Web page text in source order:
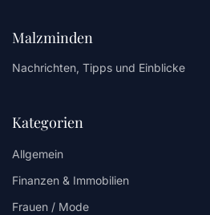
Malzminden
Nachrichten, Tipps und Einblicke
Kategorien
Allgemein
Finanzen & Immobilien
Frauen / Mode